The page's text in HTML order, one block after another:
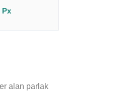
Px
alan parlak